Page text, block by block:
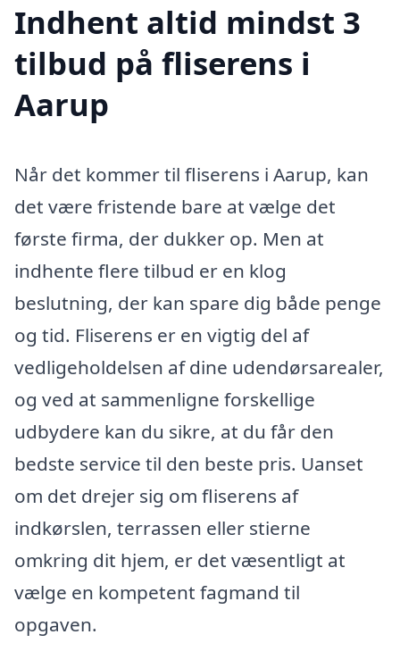
Indhent altid mindst 3
tilbud på fliserens i
Aarup
Når det kommer til fliserens i Aarup, kan
det være fristende bare at vælge det
første firma, der dukker op. Men at
indhente flere tilbud er en klog
beslutning, der kan spare dig både penge
og tid. Fliserens er en vigtig del af
vedligeholdelsen af dine udendørsarealer,
og ved at sammenligne forskellige
udbydere kan du sikre, at du får den
bedste service til den beste pris. Uanset
om det drejer sig om fliserens af
indkørslen, terrassen eller stierne
omkring dit hjem, er det væsentligt at
vælge en kompetent fagmand til
opgaven.